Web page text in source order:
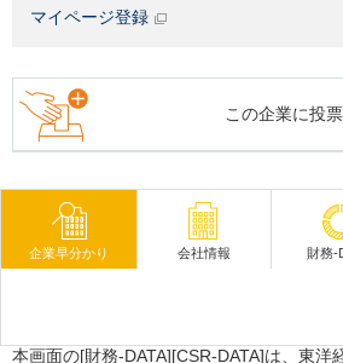
マイページ登録
この企業に投
企業早分かり 会社情報 財務-
本画面の[財務-DATA][CSR-DATA]は、東洋